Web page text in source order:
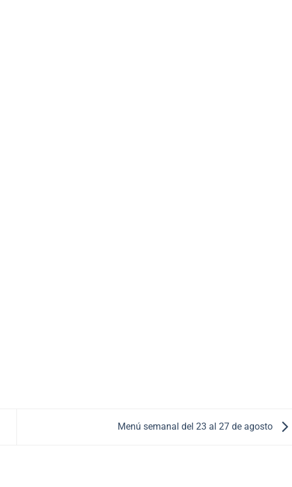
Menú semanal del 23 al 27 de agosto